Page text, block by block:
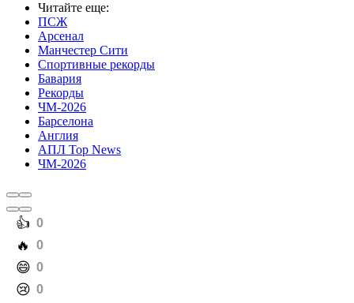
Читайте еще:
ПСЖ
Арсенал
Манчестер Сити
Спортивные рекорды
Бавария
Рекорды
ЧМ-2026
Барселона
Англия
АПЛ Top News
ЧМ-2026
️👍 0
️🔥 0
️😄 0
️😢 0